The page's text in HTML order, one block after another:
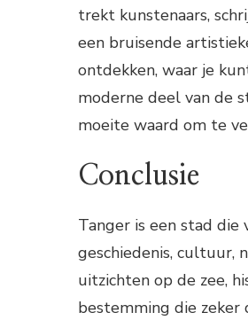
trekt kunstenaars,
een bruisende
ontdekken, waar je
moderne deel van de
moeite waard om te
Conclusie
Tanger is een stad
geschiedenis, cultuur,
uitzichten op de zee,
bestemming die